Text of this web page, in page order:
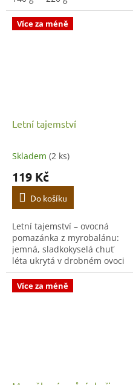
Více za méně
Letní tajemství
Skladem (2 ks)
119 Kč
Do košíku
Letní tajemství – ovocná
pomazánka z myrobalánu:
jemná, sladkokyselá chuť
léta ukrytá v drobném ovoci
zvaném špendlík či
myrobalán.
Více za méně